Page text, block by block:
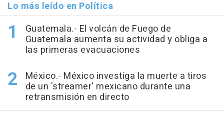
Lo más leído en Política
Guatemala.- El volcán de Fuego de
Guatemala aumenta su actividad y obliga a
las primeras evacuaciones
México.- México investiga la muerte a tiros
de un 'streamer' mexicano durante una
retransmisión en directo